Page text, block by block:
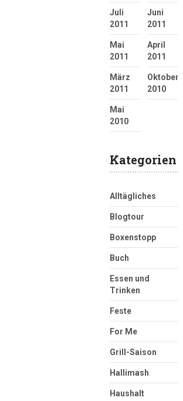
Juli
2011
Juni
2011
Mai
2011
April
2011
März
2011
Oktober
2010
Mai
2010
Kategorien
Alltägliches
Blogtour
Boxenstopp
Buch
Essen und
Trinken
Feste
For Me
Grill-Saison
Hallimash
Haushalt